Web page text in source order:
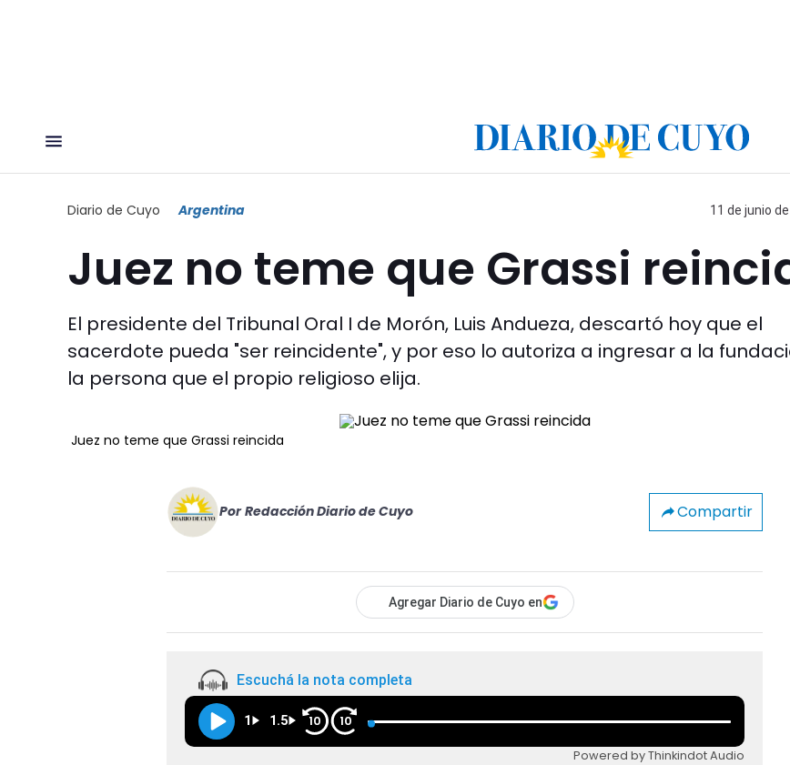
Diario de Cuyo Argentina 11 de junio
Juez no teme que Grassi
El presidente del Tribunal Oral I de Morón, Luis Andueza, descartó hoy que el
sacerdote pueda "ser reincidente", y por eso lo autoriza a ingresar a la
la persona que el propio religioso elija.
Juez no teme que Grassi reincida
Por Redacción Diario de Cuyo Compartir
Agregar Diario de Cuyo en
Escuchá la nota completa
1 1.5 10 10
Powered by Thinkindot Audio